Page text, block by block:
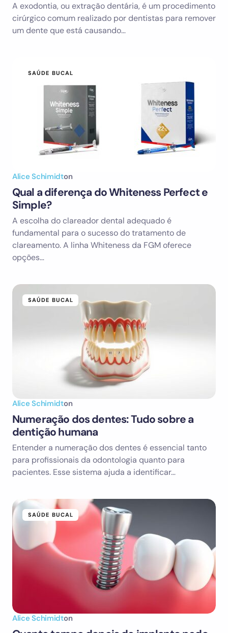
A exodontia, ou extração dentária, é um procedimento
cirúrgico comum realizado por dentistas para remover
um dente que está causando…
SAÚDE BUCAL
Alice Schimidton
Qual a diferença do Whiteness Perfect e
Simple?
A escolha do clareador dental adequado é
fundamental para o sucesso do tratamento de
clareamento. A linha Whiteness da FGM oferece
opções…
SAÚDE BUCAL
Alice Schimidton
Numeração dos dentes: Tudo sobre a
dentição humana
Entender a numeração dos dentes é essencial tanto
para profissionais da odontologia quanto para
pacientes. Esse sistema ajuda a identificar…
SAÚDE BUCAL
Alice Schimidton